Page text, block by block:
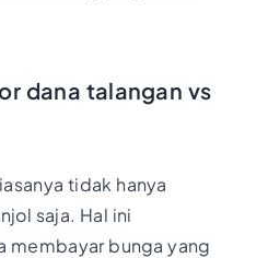
dana talangan vs
tidak hanya
saja. Hal ini
membayar bunga yang